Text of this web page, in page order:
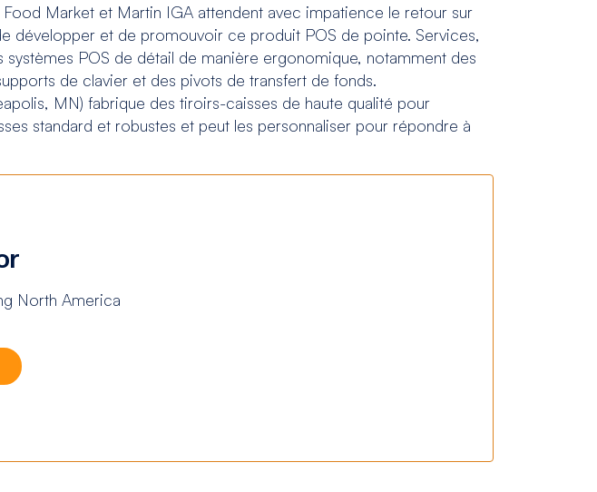
Market et Martin IGA attendent avec impatience le retour sur
développer et de promouvoir ce produit POS de pointe. Services,
POS de détail de manière ergonomique, notamment des
de clavier et des pivots de transfert de fonds.
MN) fabrique des tiroirs-caisses de haute qualité pour
standard et robustes et peut les personnaliser pour répondre à
North America